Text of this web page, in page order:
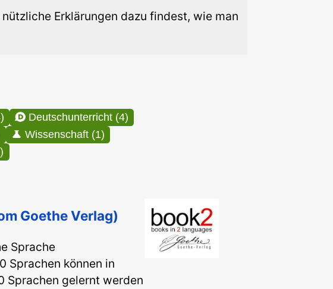
Erklärungen dazu findest, wie man
Deutschunterricht (4)
Wissenschaft (1)
(2)
Goethe Verlag)
Sprache
Sprachen können in
Sprachen gelernt werden